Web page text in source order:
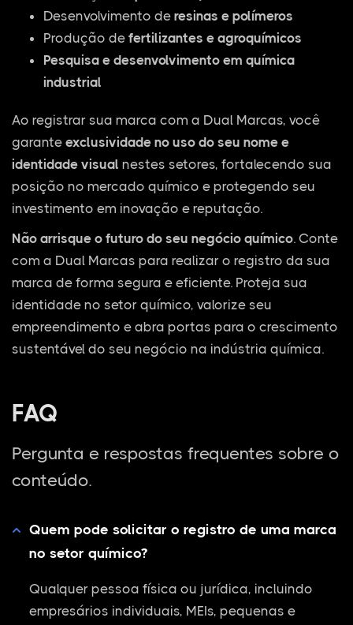
Desenvolvimento de resinas e polímeros
Produção de fertilizantes e agroquímicos
Pesquisa e desenvolvimento em química
industrial
Ao registrar sua marca com a Dual Marcas, você
garante exclusividade no uso do seu nome e
identidade visual nestes setores, fortalecendo sua
posição no mercado químico e protegendo seu
investimento em inovação e reputação.
Não arrisque o futuro do seu negócio químico. Conte
com a Dual Marcas para realizar o registro da sua
marca de forma segura e eficiente. Proteja sua
identidade no setor químico, valorize seu
empreendimento e abra portas para o crescimento
sustentável do seu negócio na indústria química.
FAQ
Pergunta e respostas frequentes sobre o
conteúdo.
Quem pode solicitar o registro de uma marca
no setor químico?
Qualquer pessoa física ou jurídica, incluindo
empresários individuais, MEIs, pequenas e